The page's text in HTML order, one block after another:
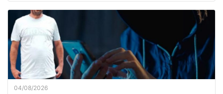
04/08/2026